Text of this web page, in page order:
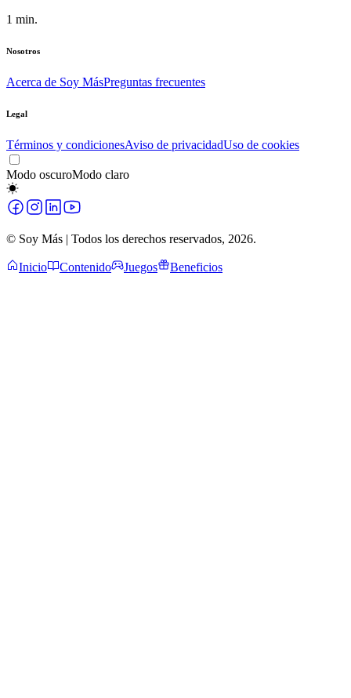
1 min.
Nosotros
Acerca de Soy MásPreguntas frecuentes
Legal
Términos y condicionesAviso de privacidadUso de cookies
Modo oscuroModo claro
© Soy Más | Todos los derechos reservados, 2026.
Inicio Contenido Juegos Beneficios